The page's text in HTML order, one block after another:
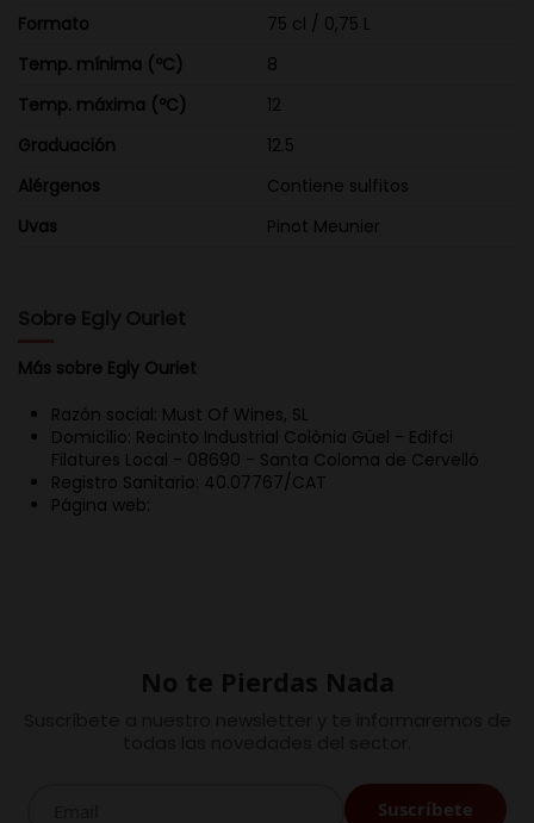
Formato
75 cl / 0,75 L
Temp. mínima (ºC)
8
Temp. máxima (ºC)
12
Graduación
12.5
Alérgenos
Contiene sulfitos
Uvas
Pinot Meunier
Sobre Egly Ouriet
Más sobre Egly Ouriet
Razón social: Must Of Wines, SL
Domicilio: Recinto Industrial Colònia Güel - Edifci
Filatures Local - 08690 - Santa Coloma de Cervelló
Registro Sanitario: 40.07767/CAT
Página web:
No te Pierdas Nada